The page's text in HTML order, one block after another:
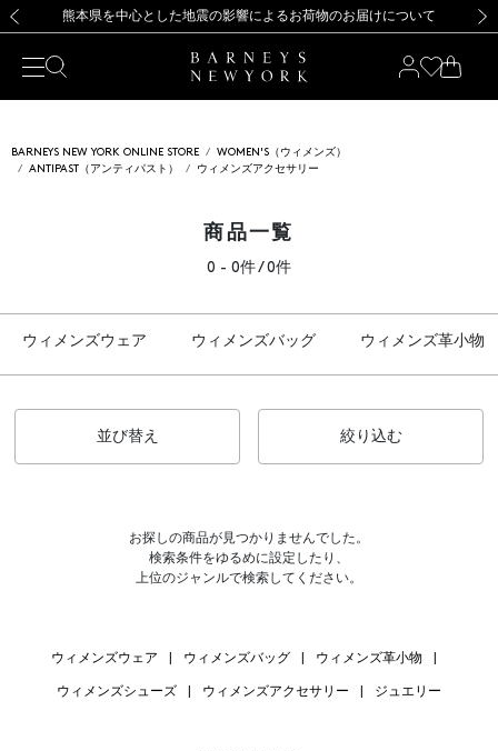
新規登録のお客様も対象！＜MY BARNEYS＞会員のお客様は11,000円（税込）以上のお買上げで常時送料無料！お買い物の際は会員登録を！
【夏季休業に伴う出荷一時停止のお知らせ】(2026.8.7) 【オンラインストア カスタマーセンター夏季休業に関するお知らせ】（2026.8.7）【夏季休業に伴う返品・交換承り一時停止のお知らせ】（2026.8.5）
熊本県を中心とした地震の影響によるお荷物のお届けについて
【開催中】SUMMER SALEのご案内・ご注意事項 新規登録のお客様も対象！＜MY BARNEYS＞会員のお客様は11,000円（税込）以上のお買上げで常時送料無料！お買い物の際は会員登録を！
【夏季休業に伴う出荷一時停止のお知らせ】(2026.8.7)
BARNEYS NEW YORK ONLINE STORE
WOMEN'S（ウィメンズ）
ANTIPAST（アンティパスト）
ウィメンズアクセサリー
商品一覧
0 - 0件 / 0件
ウィメンズウェア ウィメンズバッグ ウィメンズ革小物
並び替え 絞り込む
お探しの商品が見つかりませんでした。
検索条件をゆるめに設定したり、
上位のジャンルで検索してください。
ウィメンズウェア ウィメンズバッグ ウィメンズ革小物
ウィメンズシューズ ウィメンズアクセサリー ジュエリー